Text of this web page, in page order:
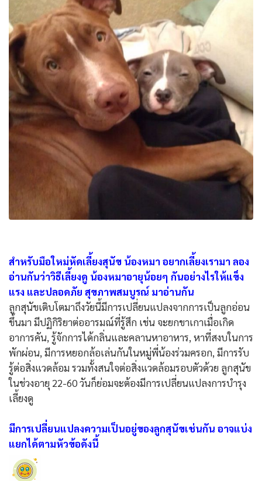
สำหรับมือใหม่หัดเลี้ยงสุนัข น้องหมา อยากเลี้ยงเรามา ลอง
อ่านกันว่าวิธีเลี้ยงดู น้องหมาอายุน้อยๆ กันอย่างไรให้แข็ง
แรง และปลอดภัย สุขภาพสมบูรณ์ มาอ่านกัน
ลูกสุนัขเติบโตมาถึงวัยนี้มีการเปลี่ยนแปลงจากการเป็นลูกอ่อน
ขึ้นมา มีปฏิกิริยาต่ออารมณ์ที่รู้สึก เช่น จะยกขาเกาเมื่อเกิด
อาการคัน, รู้จักการได้กลิ่นและคลานหาอาหาร, หาที่สงบในการ
พักผ่อน, มีการหยอกล้อเล่นกันในหมู่พี่น้องร่วมครอก, มีการรับ
รู้ต่อสิ่งแวดล้อม รวมทั้งสนใจต่อสิ่งแวดล้อมรอบตัวด้วย ลูกสุนัข
ในช่วงอายุ 22-60 วันก็ย่อมจะต้องมีการเปลี่ยนแปลงการบำรุง
เลี้ยงดู
มีการเปลี่ยนแปลงความเป็นอยู่ของลูกสุนัขเช่นกัน อาจแบ่ง
แยกได้ตามหัวข้อดังนี้